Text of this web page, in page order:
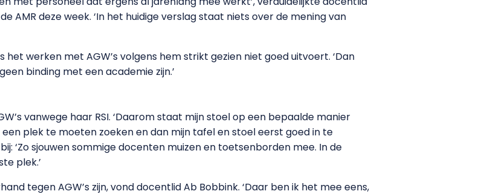
AMR deze week. ‘In het huidige verslag staat niets over de mening van
werken met AGW’s volgens hem strikt gezien niet goed uitvoert. ‘Dan
binding met een academie zijn.’
vanwege haar RSI. ‘Daarom staat mijn stoel op een bepaalde manier
plek te moeten zoeken en dan mijn tafel en stoel eerst goed in te
‘Zo sjouwen sommige docenten muizen en toetsenborden mee. In de
plek.’
tegen AGW’s zijn, vond docentlid Ab Bobbink. ‘Daar ben ik het mee eens,